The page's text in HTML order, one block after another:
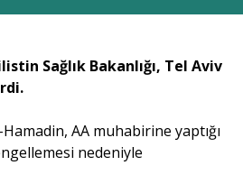
Sağlık Bakanlığı, Tel Aviv
AA muhabirine yaptığı
nedeniyle